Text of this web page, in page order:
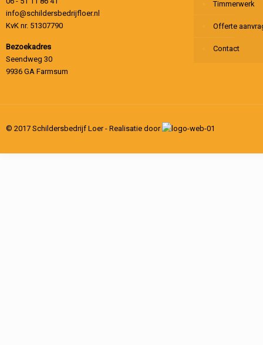
info@schildersbedrijfloer.nl
KvK nr. 51307790
Bezoekadres
Seendweg 30
9936 GA Farmsum
Timmerwerk
Offerte
Contact
© 2017 Schildersbedrijf Loer - Realisatie door